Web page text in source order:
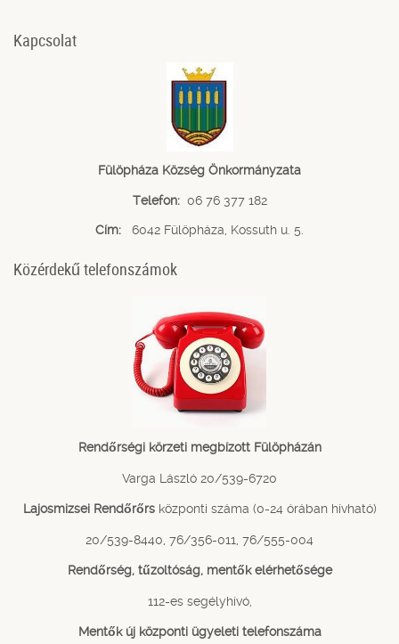
Kapcsolat
Fülöpháza Község Önkormányzata
Telefon: 06 76 377 182
Cím: 6042 Fülöpháza, Kossuth u. 5.
Közérdekű telefonszámok
Rendőrségi körzeti megbízott Fülöpházán
Varga László 20/539-6720
Lajosmizsei Rendőrőrsközponti száma (0-24 órában hívható)
20/539-8440, 76/356-011, 76/555-004
Rendőrség, tűzoltóság, mentők elérhetősége
112-es segélyhívó,
Mentők új központi ügyeleti telefonszáma